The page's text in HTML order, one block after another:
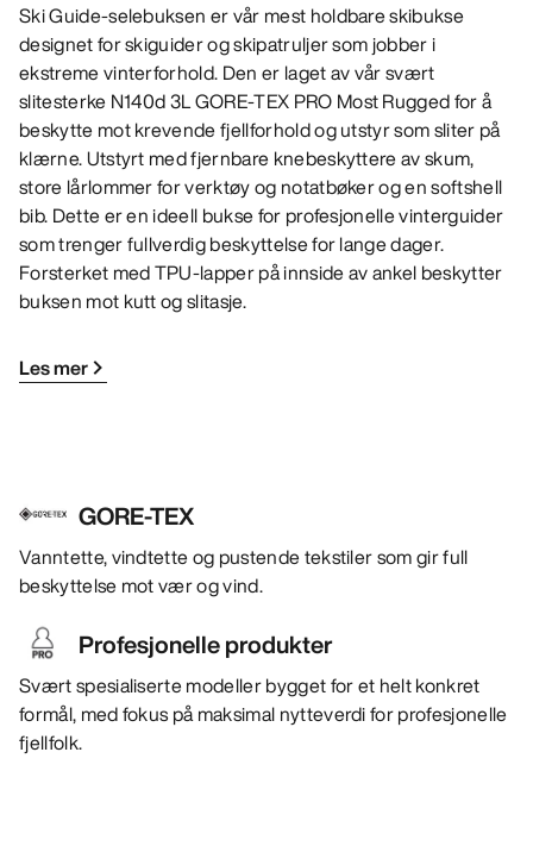
Ski Guide-selebuksen er vår mest holdbare skibukse
designet for skiguider og skipatruljer som jobber i
ekstreme vinterforhold. Den er laget av vår svært
slitesterke N140d 3L GORE-TEX PRO Most Rugged for å
beskytte mot krevende fjellforhold og utstyr som sliter på
klærne. Utstyrt med fjernbare knebeskyttere av skum,
store lårlommer for verktøy og notatbøker og en softshell
bib. Dette er en ideell bukse for profesjonelle vinterguider
som trenger fullverdig beskyttelse for lange dager.
Forsterket med TPU-lapper på innside av ankel beskytter
buksen mot kutt og slitasje.
Les mer
GORE-TEX
Vanntette, vindtette og pustende tekstiler som gir full
beskyttelse mot vær og vind.
Profesjonelle produkter
Svært spesialiserte modeller bygget for et helt konkret
formål, med fokus på maksimal nytteverdi for profesjonelle
fjellfolk.